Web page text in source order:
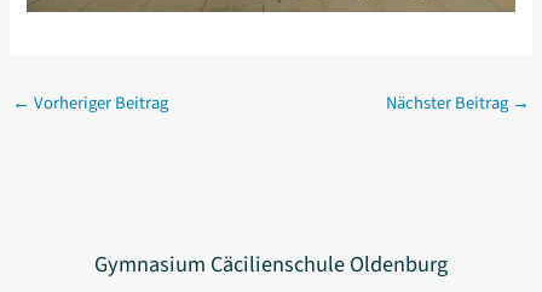
← Vorheriger Beitrag Nächster Beitrag →
Gymnasium Cäcilienschule Oldenburg